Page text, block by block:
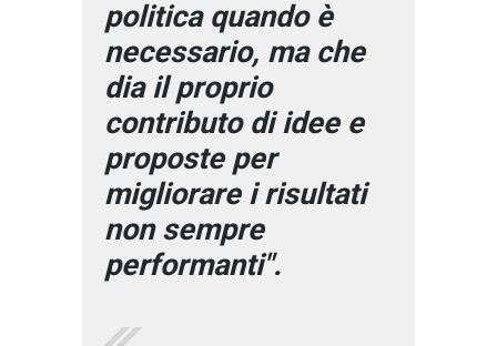
politica quando è
necessario, ma che
dia il proprio
contributo di idee e
proposte per
migliorare i risultati
non sempre
performanti".